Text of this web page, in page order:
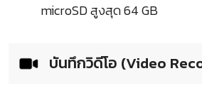
microSD สูงสุด 64 GB
บันทึกวิดีโอ (Video